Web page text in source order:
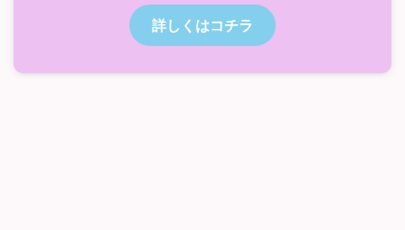
詳しくはコチラ